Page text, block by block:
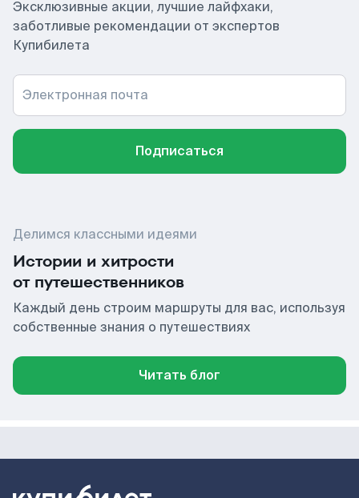
Эксклюзивные акции, лучшие лайфхаки,
заботливые рекомендации от экспертов
Купибилета
Электронная почта
Подписаться
Делимся классными идеями
Истории и хитрости
от путешественников
Каждый день строим маршруты для вас, используя
собственные знания о путешествиях
Читать блог